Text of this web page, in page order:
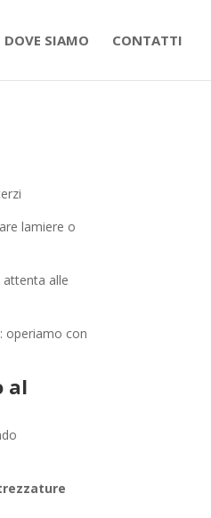
DOVE SIAMO CONTATTI
lamiere o
alle
operiamo con
al